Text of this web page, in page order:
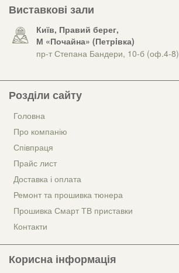
Виставкові зали
Київ, Правий берег,
М «Почайна» (Петрiвка)
пр-т Степана Бандери, 10-б (оф.4-8)
Розділи сайту
Головна
Про компанію
Співпраця
Прайс лист
Доставка і оплата
Ремонт та прошивка тюнера
Прошивка Смарт ТВ приставки
Контакти
Корисна інформація